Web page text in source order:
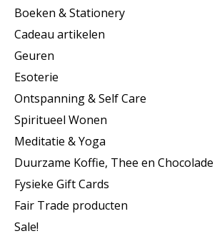
Boeken & Stationery
Cadeau artikelen
Geuren
Esoterie
Ontspanning & Self Care
Spiritueel Wonen
Meditatie & Yoga
Duurzame Koffie, Thee en Chocolade
Fysieke Gift Cards
Fair Trade producten
Sale!